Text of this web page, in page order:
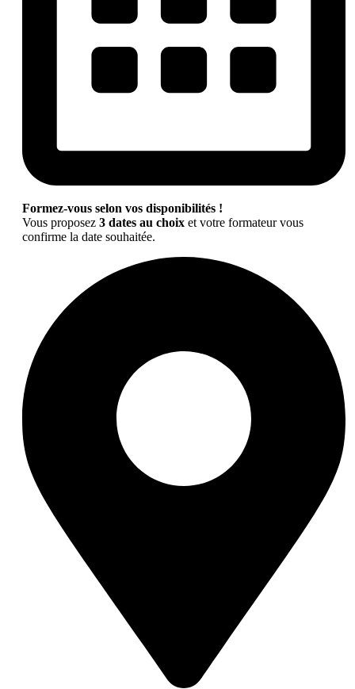
Formez-vous selon vos disponibilités !
Vous proposez 3 dates au choix et votre formateur vous
confirme la date souhaitée.